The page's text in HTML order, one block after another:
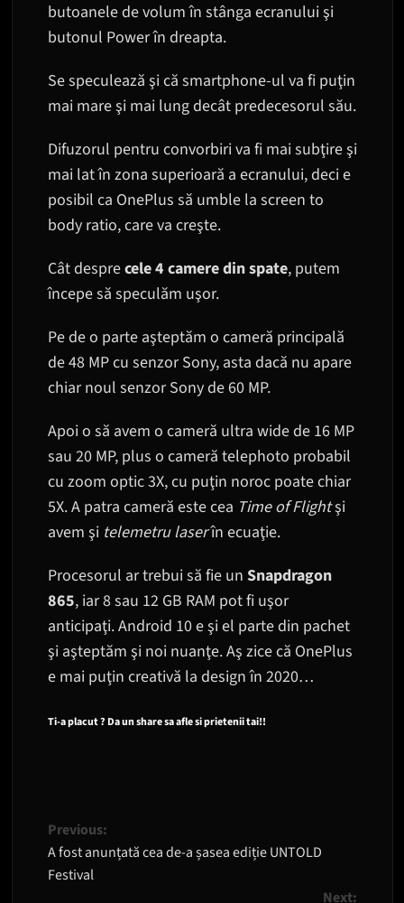
butoanele de volum în stânga ecranului şi
butonul Power în dreapta.
Se speculează şi că smartphone-ul va fi puţin
mai mare şi mai lung decât predecesorul său.
Difuzorul pentru convorbiri va fi mai subţire şi
mai lat în zona superioară a ecranului, deci e
posibil ca OnePlus să umble la screen to
body ratio, care va creşte.
Cât desprecele 4 camere din spate, putem
începe să speculăm uşor.
Pe de o parte aşteptăm o cameră principală
de 48 MP cu senzor Sony, asta dacă nu apare
chiar noul senzor Sony de 60 MP.
Apoi o să avem o cameră ultra wide de 16 MP
sau 20 MP, plus o cameră telephoto probabil
cu zoom optic 3X, cu puţin noroc poate chiar
5X. A patra cameră este cea Time of Flightşi
avem şi telemetru laserîn ecuaţie.
Procesorul ar trebui să fie un Snapdragon
865, iar 8 sau 12 GB RAM pot fi uşor
anticipaţi. Android 10 e şi el parte din pachet
şi aşteptăm şi noi nuanţe. Aş zice că OnePlus
e mai puţin creativă la design în 2020…
Ti-a placut ? Da un share sa afle si prietenii tai!!
Post
navigation
Previous:
A fost anunțată cea de-a șasea ediție UNTOLD
Festival
Next: